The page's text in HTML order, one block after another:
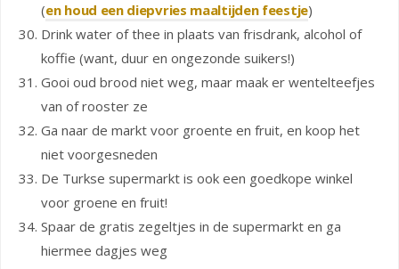
(en houd een diepvries maaltijden feestje)
Drink water of thee in plaats van frisdrank, alcohol of
koffie (want, duur en ongezonde suikers!)
Gooi oud brood niet weg, maar maak er wentelteefjes
van of rooster ze
Ga naar de markt voor groente en fruit, en koop het
niet voorgesneden
De Turkse supermarkt is ook een goedkope winkel
voor groene en fruit!
Spaar de gratis zegeltjes in de supermarkt en ga
hiermee dagjes weg